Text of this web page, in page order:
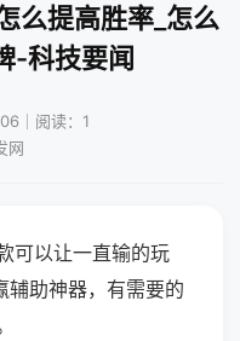
么提高胜率_怎么
-科技要闻
｜阅读：1
网
可以让一直输的玩
辅助神器，有需要的